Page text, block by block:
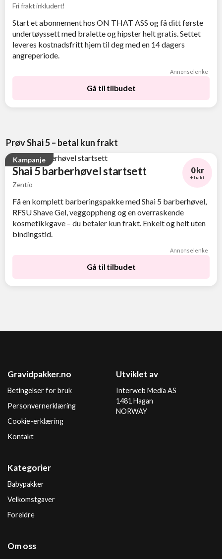
Fri frakt inkludert!
Start et abonnement hos ON THAT ASS og få ditt første
undertøyssett med bralette og hipster helt gratis. Settet
leveres kostnadsfritt hjem til deg med en 14 dagers
angreperiode.
Annonselenke
Gå til tilbudet
Prøv Shai 5 – betal kun frakt
Kampanje
Shai 5 barberhøvel startsett
Zentio
0 kr
+ frakt
Få en komplett barberingspakke med Shai 5 barberhøvel,
RFSU Shave Gel, veggoppheng og en overraskende
kosmetikkgave – du betaler kun frakt. Enkelt og helt uten
bindingstid.
Annonselenke
Gå til tilbudet
Gravidpakker.no
Betingelser for bruk
Personvernerklæring
Cookie-erklæring
Kontakt
Utviklet av
Interweb Media AS
1481 Hagan
NORWAY
Kategorier
Babypakker
Velkomstgaver
Foreldre
Om oss